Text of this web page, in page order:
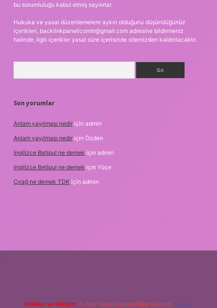
bu sorumluluğu kabul etmiş sayılırlar.
Hukuka ve yasal düzenlemelere aykırı olduğunu düşündüğünüz
içerikleri, backlinkpanelicomtr@gmail.com adresine bildirmeniz
halinde, ilgili içerikler yasal süre içerisinde sitemizden kaldırılacaktır.
Son yorumlar
Anlam yayılması nedir için admin
Anlam yayılması nedir için Özden
Ingilizce Betipul ne demek için admin
Ingilizce Betipul ne demek için Yüce
Çırağ ne demek TDK için admin
Reklam ve İletişim: E-mail: backlinkpaneli@gmail.com Teams: